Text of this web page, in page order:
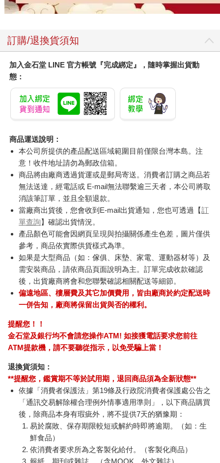
訂購/退換貨須知
加入金石堂 LINE 官方帳號『完成綁定』，隨時掌握出貨動
態：
商品運送說明：
本公司所提供的產品配送區域範圍目前僅限台灣本島。注
意！收件地址請勿為郵政信箱。
商品將由廠商透過貨運或是郵局寄送。消費者訂購之商品若
無法送達，經電話或 E-mail無法聯繫逾三天者，本公司將取
消該筆訂單，並且全額退款。
當廠商出貨後，您會收到E-mail出貨通知，您也可透過【訂
單查詢】確認出貨情況。
產品顏色可能會因網頁呈現與拍攝關係產生色差，圖片僅供
參考，商品依實際供貨樣式為準。
如果是大型商品（如：傢俱、床墊、家電、運動器材等）及
需安裝商品，請依商品頁面說明為主。訂單完成收款確認
後，出貨廠商將會和您聯繫確認相關配送等細節。
偏遠地區、樓層費及其它加價費用，皆由廠商於約定配送時
一併告知，廠商將保留出貨與否的權利。
提醒您！！
金石堂及銀行均不會請您操作ATM! 如接獲電話要求您前往
ATM提款機，請不要聽從指示，以免受騙上當！
退換貨須知：
**提醒您，鑑賞期不等於試用期，退回商品須為全新狀態**
依據「消費者保護法」第19條及行政院消費者保護處公告之
「通訊交易解除權合理例外情事適用準則」，以下商品購買
後，除商品本身有瑕疵外，將不提供7天的猶豫期：
易於腐敗、保存期限較短或解約時即將逾期。（如：生
鮮食品）
依消費者要求所為之客製化給付。（客製化商品）
報紙、期刊或雜誌。（含MOOK、外文雜誌）